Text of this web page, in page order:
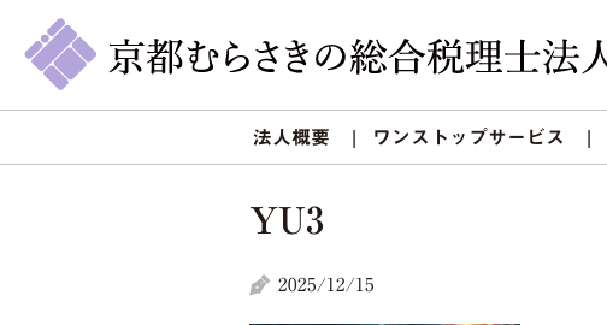
法人概要 ワンストップサービス
YU3
2025/12/15